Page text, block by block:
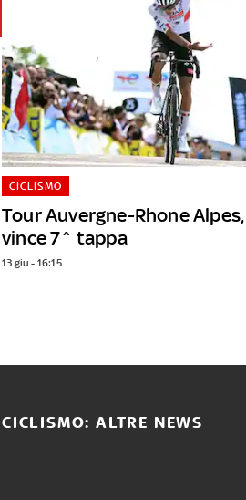
Tour Auvergne-Rhone
vince 7^ tappa
CICLISMO
13 giu - 16:15
CICLISMO: ALTRE NEWS